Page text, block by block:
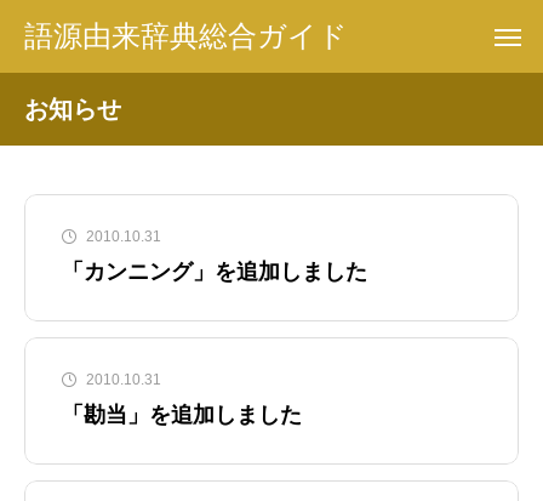
語源由来辞典総合ガイド
お知らせ
2010.10.31
「カンニング」を追加しました
2010.10.31
「勘当」を追加しました